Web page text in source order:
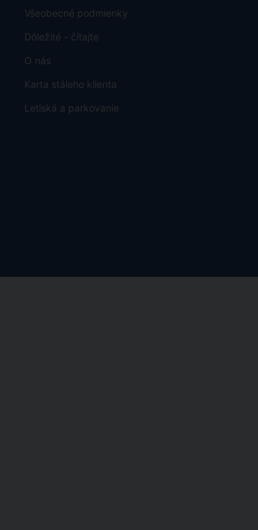
Všeobecné podmienky
Dôležité - čítajte
O nás
Karta stáleho klienta
Letiská a parkovanie